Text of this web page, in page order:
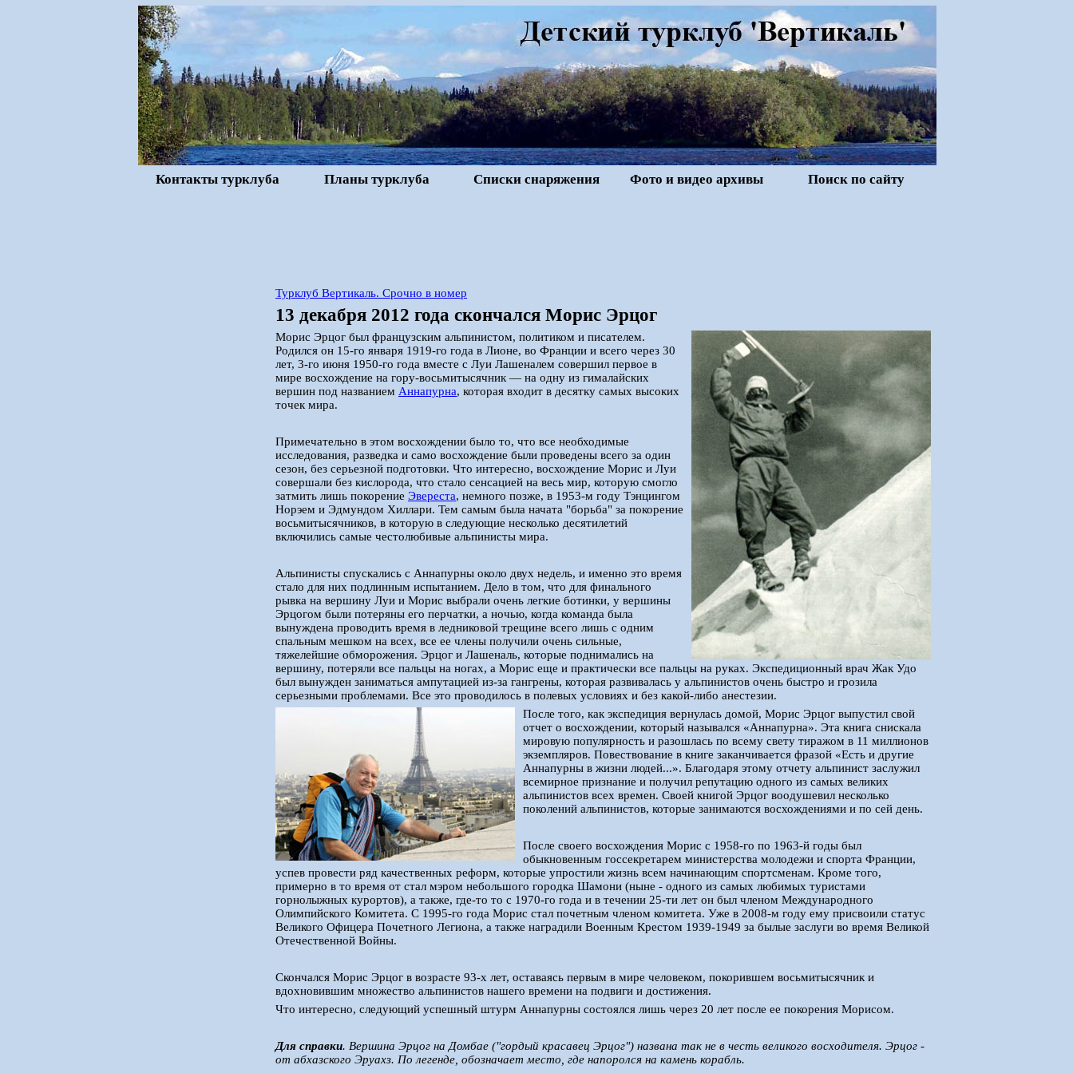
Контакты турклуба Планы турклуба Списки снаряжения Фото и видео архивы Поиск по сайту
Турклуб Вертикаль. Срочно в номер
13 декабря 2012 года скончался Морис Эрцог
Морис Эрцог был французским альпинистом, политиком и писателем.
Родился он 15-го января 1919-го года в Лионе, во Франции и всего через 30
лет, 3-го июня 1950-го года вместе с Луи Лашеналем совершил первое в
мире восхождение на гору-восьмитысячник — на одну из гималайских
вершин под названием Аннапурна, которая входит в десятку самых высоких
точек мира.
Примечательно в этом восхождении было то, что все необходимые
исследования, разведка и само восхождение были проведены всего за один
сезон, без серьезной подготовки. Что интересно, восхождение Морис и Луи
совершали без кислорода, что стало сенсацией на весь мир, которую смогло
затмить лишь покорение Эвереста, немного позже, в 1953-м году Тэнцингом
Норэем и Эдмундом Хиллари. Тем самым была начата "борьба" за покорение
восьмитысячников, в которую в следующие несколько десятилетий
включились самые честолюбивые альпинисты мира.
Альпинисты спускались с Аннапурны около двух недель, и именно это время
стало для них подлинным испытанием. Дело в том, что для финального
рывка на вершину Луи и Морис выбрали очень легкие ботинки, у вершины
Эрцогом были потеряны его перчатки, а ночью, когда команда была
вынуждена проводить время в ледниковой трещине всего лишь с одним
спальным мешком на всех, все ее члены получили очень сильные,
тяжелейшие обморожения. Эрцог и Лашеналь, которые поднимались на
вершину, потеряли все пальцы на ногах, а Морис еще и практически все пальцы на руках. Экспедиционный врач Жак Удо
был вынужден заниматься ампутацией из-за гангрены, которая развивалась у альпинистов очень быстро и грозила
серьезными проблемами. Все это проводилось в полевых условиях и без какой-либо анестезии.
После того, как экспедиция вернулась домой, Морис Эрцог выпустил свой
отчет о восхождении, который назывался «Аннапурна». Эта книга снискала
мировую популярность и разошлась по всему свету тиражом в 11 миллионов
экземпляров. Повествование в книге заканчивается фразой «Есть и другие
Аннапурны в жизни людей...». Благодаря этому отчету альпинист заслужил
всемирное признание и получил репутацию одного из самых великих
альпинистов всех времен. Своей книгой Эрцог воодушевил несколько
поколений альпинистов, которые занимаются восхождениями и по сей день.
После своего восхождения Морис с 1958-го по 1963-й годы был
обыкновенным госсекретарем министерства молодежи и спорта Франции,
успев провести ряд качественных реформ, которые упростили жизнь всем начинающим спортсменам. Кроме того,
примерно в то время от стал мэром небольшого городка Шамони (ныне - одного из самых любимых туристами
горнолыжных курортов), а также, где-то то с 1970-го года и в течении 25-ти лет он был членом Международного
Олимпийского Комитета. С 1995-го года Морис стал почетным членом комитета. Уже в 2008-м году ему присвоили статус
Великого Офицера Почетного Легиона, а также наградили Военным Крестом 1939-1949 за былые заслуги во время Великой
Отечественной Войны.
Скончался Морис Эрцог в возрасте 93-х лет, оставаясь первым в мире человеком, покорившем восьмитысячник и
вдохновившим множество альпинистов нашего времени на подвиги и достижения.
Что интересно, следующий успешный штурм Аннапурны состоялся лишь через 20 лет после ее покорения Морисом.
Для справки. Вершина Эрцог на Домбае ("гордый красавец Эрцог") названа так не в честь великого восходителя. Эрцог -
от абхазского Эруахз. По легенде, обозначает место, где напоролся на камень корабль.